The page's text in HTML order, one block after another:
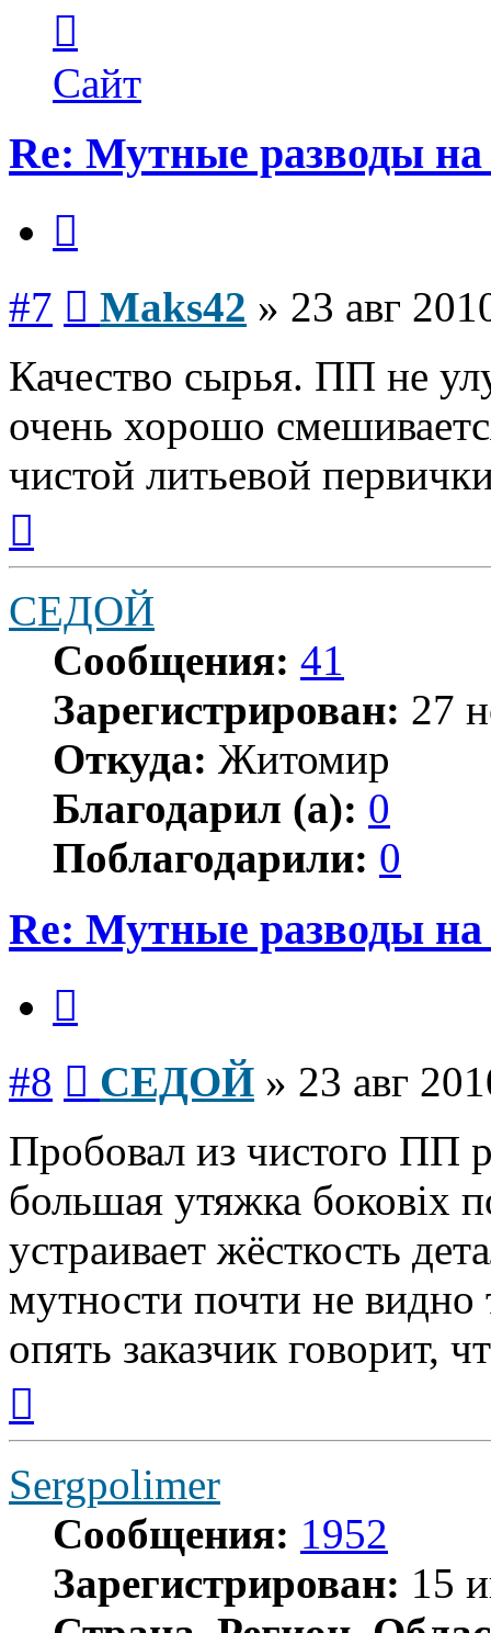
пользователя
Maks42
Сайт
Re: Мутные разводы на
#7 Maks42 » 23 авг
Качество сырья. ПП не
очень хорошо
чистой литьевой
началу
СЕДОЙ
Сообщения: 41
Зарегистрирован: 27
Откуда: Житомир
Благодарил (а): 0
Поблагодарили: 0
Re: Мутные разводы на
#8 СЕДОЙ » 23 авг
Пробовал из чистого ПП
большая утяжка боковіх
устраивает жёсткость
мутности почти не видно
опять заказчик говорит,
началу
Sergpolimer
Сообщения: 1952
Зарегистрирован: 15